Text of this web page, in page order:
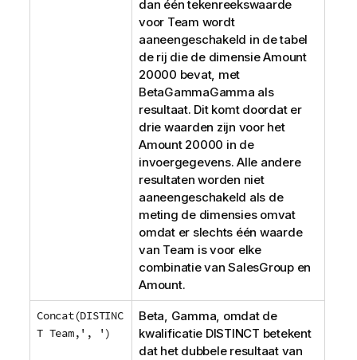
dan één tekenreekswaarde
voor Team wordt
aaneengeschakeld in de tabel
de rij die de dimensieAmount
20000 bevat, met
BetaGammaGamma als
resultaat. Dit komt doordat er
drie waarden zijn voor het
Amount20000 in de
invoergegevens. Alle andere
resultaten worden niet
aaneengeschakeld als de
meting de dimensies omvat
omdat er slechts één waarde
van Team is voor elke
combinatie vanSalesGroupen
Amount.
Concat(DISTINC
T Team,', ')
Beta, Gamma, omdat de
kwalificatie DISTINCT betekent
dat het dubbele resultaat van